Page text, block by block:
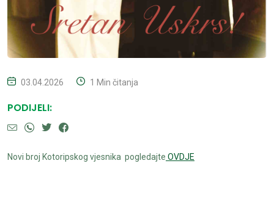
03.04.2026 1 Min čitanja
PODIJELI:
Novi broj Kotoripskog vjesnika pogledajte OVDJE